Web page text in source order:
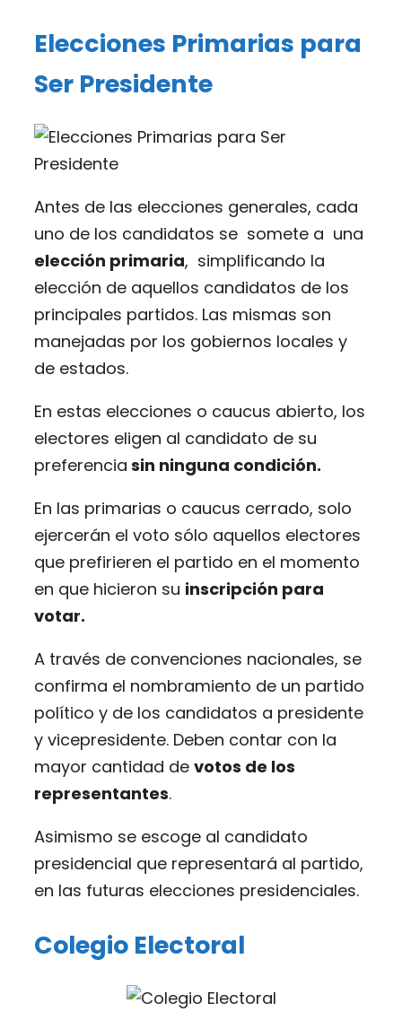
Elecciones Primarias para
Ser Presidente
Antes de las elecciones generales, cada
uno de los candidatos se somete a una
elección primaria, simplificando la
elección de aquellos candidatos de los
principales partidos. Las mismas son
manejadas por los gobiernos locales y
de estados.
En estas elecciones o caucus abierto, los
electores eligen al candidato de su
preferencia sin ninguna condición.
En las primarias o caucus cerrado, solo
ejercerán el voto sólo aquellos electores
que prefirieren el partido en el momento
en que hicieron su inscripción para
votar.
A través de convenciones nacionales, se
confirma el nombramiento de un partido
político y de los candidatos a presidente
y vicepresidente. Deben contar con la
mayor cantidad de votos de los
representantes.
Asimismo se escoge al candidato
presidencial que representará al partido,
en las futuras elecciones presidenciales.
Colegio Electoral